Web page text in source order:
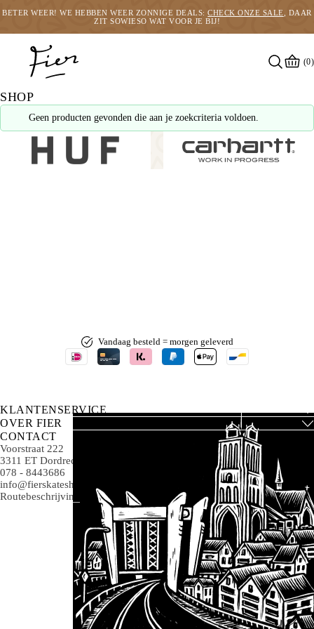
BETER WEER! WE HEBBEN WEER ZONNIGE DEALS:CHECK ONZE SALE , DAAR
ZIT SOWIESO WAT VOOR JE BIJ!
(0)
SHOP
Geen producten gevonden die aan je zoekcriteria voldoen.
Vandaag besteld = morgen geleverd
KLANTENSERVICE
OVER FIER
CONTACT
Voorstraat 222
3311 ET Dordrecht
078 - 8443686
info@fierskateshop.nl
Routebeschrijving